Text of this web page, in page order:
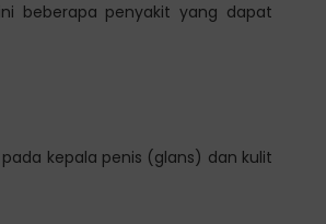
beberapa penyakit yang dapat
kepala penis (glans) dan kulit